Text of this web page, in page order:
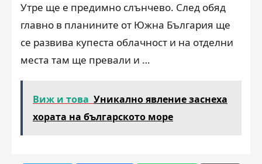
Утре ще е предимно слънчево. След обяд
главно в планините от Южна България ще
се развива купеста облачност и на отделни
места там ще превали и …
Виж и това Уникално явление заснеха
хората на българското море